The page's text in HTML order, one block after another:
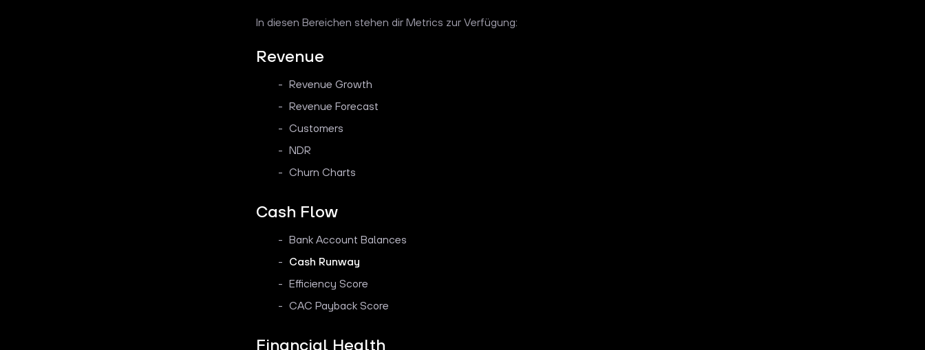
In diesen Bereichen stehen dir Metrics zur Verfügung:
Revenue
Revenue Growth
Revenue Forecast
Customers
NDR
Churn Charts
Cash Flow
Bank Account Balances
Cash Runway
Efficiency Score
CAC Payback Score
Financial Health